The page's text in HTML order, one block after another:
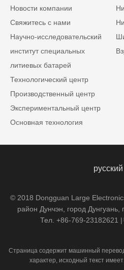
Новости компании
Свяжитесь с нами
Научно-исследовательский
институт специальных
литиевых батарей
Технологический центр
Производственный центр
Экспериментальный центр
Основная технология
русский
© 2018 Dongguan Large
район Дунчэн, город Дунгуань,
Тел. +86-769-23182621 |
Страница содержит машинный
характер, исходный текст